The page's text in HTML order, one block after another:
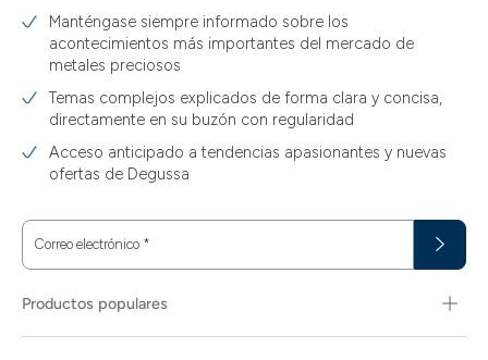
Manténgase siempre informado sobre los
acontecimientos más importantes del mercado de
metales preciosos
Temas complejos explicados de forma clara y concisa,
directamente en su buzón con regularidad
Acceso anticipado a tendencias apasionantes y nuevas
ofertas de Degussa
Correo electrónico *
Productos populares